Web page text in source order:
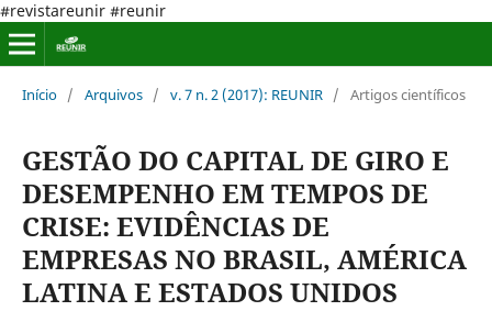
#revistareunir #reunir
Início / Arquivos / v. 7 n. 2 (2017): REUNIR / Artigos científicos
GESTÃO DO CAPITAL DE GIRO E
DESEMPENHO EM TEMPOS DE
CRISE: EVIDÊNCIAS DE
EMPRESAS NO BRASIL, AMÉRICA
LATINA E ESTADOS UNIDOS